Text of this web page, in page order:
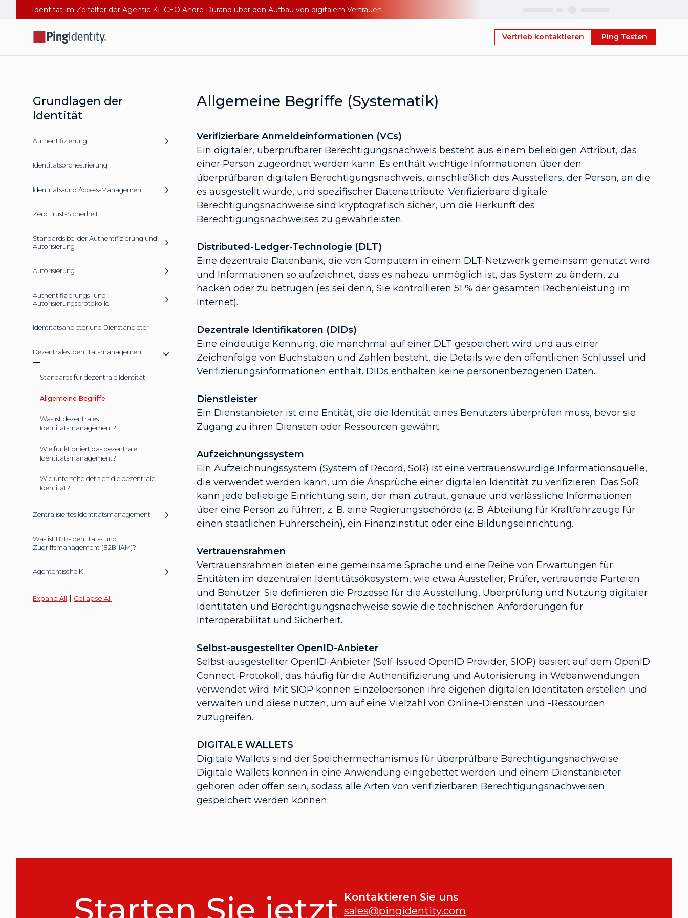
Identität im Zeitalter der Agentic KI: CEO Andre Durand über den Aufbau von digitalem Vertrauen
Vertrieb kontaktieren Ping Testen
Grundlagen der
Identität
Authentifizierung
Identitätsorchestrierung
Identitäts-und Access-Management
Zero Trust-Sicherheit
Standards bei der Authentifizierung und
Autorisierung
Autorisierung
Authentifizierungs- und
Autorisierungsprotokolle
Identitätsanbieter und Dienstanbieter
Dezentrales Identitätsmanagement
Standards für dezentrale Identität
Allgemeine Begriffe
Was ist dezentrales
Identitätsmanagement?
Wie funktioniert das dezentrale
Identitätsmanagement?
Wie unterscheidet sich die dezentrale
Identität?
Zentralisiertes Identitätsmanagement
Was ist B2B-Identitäts- und
Zugriffsmanagement (B2B-IAM)?
Agententische KI
Expand All | Collapse All
Allgemeine Begriffe (Systematik)
Verifizierbare Anmeldeinformationen (VCs)
Ein digitaler, überprüfbarer Berechtigungsnachweis besteht aus einem beliebigen Attribut, das
einer Person zugeordnet werden kann. Es enthält wichtige Informationen über den
überprüfbaren digitalen Berechtigungsnachweis, einschließlich des Ausstellers, der Person, an die
es ausgestellt wurde, und spezifischer Datenattribute. Verifizierbare digitale
Berechtigungsnachweise sind kryptografisch sicher, um die Herkunft des
Berechtigungsnachweises zu gewährleisten.
Distributed-Ledger-Technologie (DLT)
Eine dezentrale Datenbank, die von Computern in einem DLT-Netzwerk gemeinsam genutzt wird
und Informationen so aufzeichnet, dass es nahezu unmöglich ist, das System zu ändern, zu
hacken oder zu betrügen (es sei denn, Sie kontrollieren 51 % der gesamten Rechenleistung im
Internet).
Dezentrale Identifikatoren (DIDs)
Eine eindeutige Kennung, die manchmal auf einer DLT gespeichert wird und aus einer
Zeichenfolge von Buchstaben und Zahlen besteht, die Details wie den öffentlichen Schlüssel und
Verifizierungsinformationen enthält. DIDs enthalten keine personenbezogenen Daten.
Dienstleister
Ein Dienstanbieter ist eine Entität, die die Identität eines Benutzers überprüfen muss, bevor sie
Zugang zu ihren Diensten oder Ressourcen gewährt.
Aufzeichnungssystem
Ein Aufzeichnungssystem (System of Record, SoR) ist eine vertrauenswürdige Informationsquelle,
die verwendet werden kann, um die Ansprüche einer digitalen Identität zu verifizieren. Das SoR
kann jede beliebige Einrichtung sein, der man zutraut, genaue und verlässliche Informationen
über eine Person zu führen, z. B. eine Regierungsbehörde (z. B. Abteilung für Kraftfahrzeuge für
einen staatlichen Führerschein), ein Finanzinstitut oder eine Bildungseinrichtung.
Vertrauensrahmen
Vertrauensrahmen bieten eine gemeinsame Sprache und eine Reihe von Erwartungen für
Entitäten im dezentralen Identitätsökosystem, wie etwa Aussteller, Prüfer, vertrauende Parteien
und Benutzer. Sie definieren die Prozesse für die Ausstellung, Überprüfung und Nutzung digitaler
Identitäten und Berechtigungsnachweise sowie die technischen Anforderungen für
Interoperabilität und Sicherheit.
Selbst-ausgestellter OpenID-Anbieter
Selbst-ausgestellter OpenID-Anbieter (Self-Issued OpenID Provider, SIOP) basiert auf dem OpenID
Connect-Protokoll, das häufig für die Authentifizierung und Autorisierung in Webanwendungen
verwendet wird. Mit SIOP können Einzelpersonen ihre eigenen digitalen Identitäten erstellen und
verwalten und diese nutzen, um auf eine Vielzahl von Online-Diensten und -Ressourcen
zuzugreifen.
DIGITALE WALLETS
Digitale Wallets sind der Speichermechanismus für überprüfbare Berechtigungsnachweise.
Digitale Wallets können in eine Anwendung eingebettet werden und einem Dienstanbieter
gehören oder offen sein, sodass alle Arten von verifizierbaren Berechtigungsnachweisen
gespeichert werden können.
Starten Sie jetzt Kontaktieren Sie uns
sales@pingidentity.com